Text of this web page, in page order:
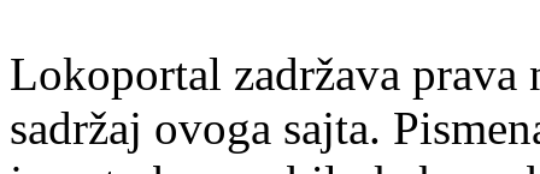
Lokoportal zadržava
sadržaj ovoga sajta.